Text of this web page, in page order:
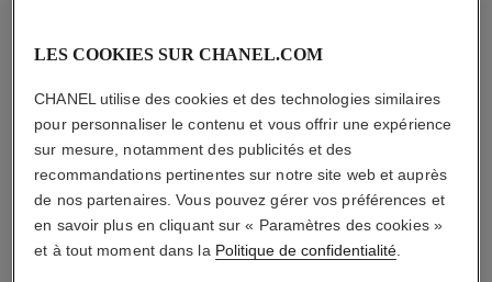
LES COOKIES SUR CHANEL.COM
CHANEL utilise des cookies et des technologies similaires
pour personnaliser le contenu et vous offrir une expérience
sur mesure, notamment des publicités et des
recommandations pertinentes sur notre site web et auprès
de nos partenaires. Vous pouvez gérer vos préférences et
en savoir plus en cliquant sur « Paramètres des cookies »
et à tout moment dans la Politique de confidentialité.